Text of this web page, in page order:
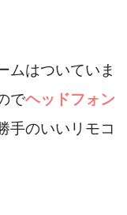
ムはついていま
でヘッドフォン
手のいいリモコ